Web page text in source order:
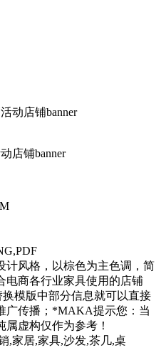
店铺banner
计风格，以棕色为主色调，简
电商各行业家具使用的店铺
换模版中部分信息就可以直接
广传播；*MAKA提示您：当
虚构仅作为参考！
,家居,家具,沙发,茶几,桌